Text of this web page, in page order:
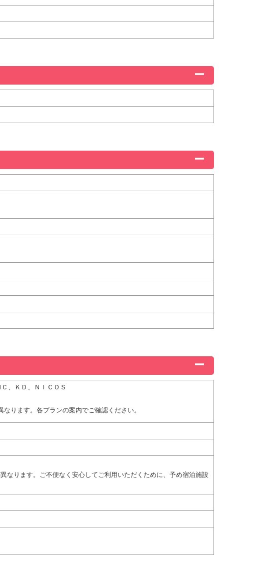
、ＫＤ、ＮＩＣＯＳ
ります。各プランの案内でご確認ください。
なります。ご不便なく安心してご利用いただくために、予め宿泊施設